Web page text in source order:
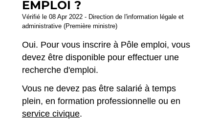
EMPLOI ?
Vérifié le 08 Apr 2022 - Direction de l'information légale et
administrative (Première ministre)
Oui. Pour vous inscrire à Pôle emploi, vous
devez être disponible pour effectuer une
recherche d'emploi.
Vous ne devez pas être salarié à temps
plein, en formation professionnelle ou en
service civique.